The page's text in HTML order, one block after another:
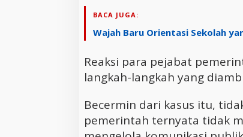
BACA JUGA:
Wajah Baru Orientasi Sekolah
Reaksi para pejabat
langkah-langkah yang
Becermin dari kasus itu,
pemerintah ternyata tidak